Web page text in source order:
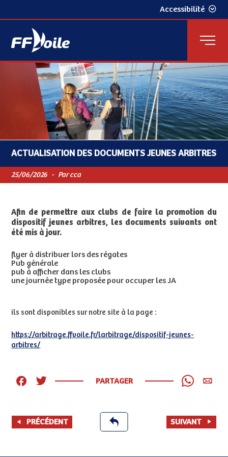
Accessibilité
ACTUALISATION DES DOCUMENTS JEUNES ARBITRES
25/06/2026 - Par cca
Afin de permettre aux clubs de faire la promotion du
dispositif jeunes arbitres, les documents suivants ont
été mis à jour.
flyer à distribuer lors des régates
Pub générale
pub à afficher dans les clubs
une journée type proposée pour occuper les JA
ils sont disponibles sur notre site à la page :
https://arbitrage.ffvoile.fr/larbitrage/dispositif-jeunes-
arbitres/
PARTAGER
PRÉCÉDENT SUIVANT